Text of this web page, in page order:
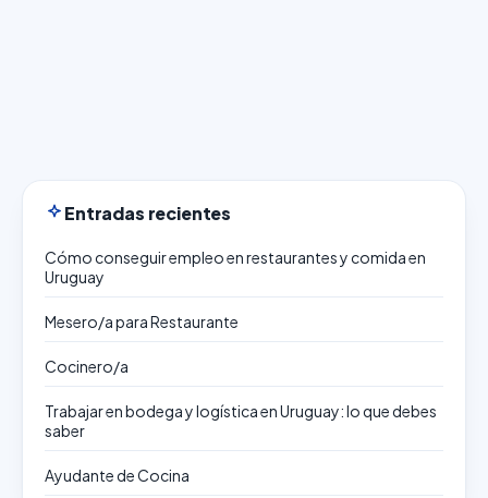
Entradas recientes
Cómo conseguir empleo en restaurantes y comida en
Uruguay
Mesero/a para Restaurante
Cocinero/a
Trabajar en bodega y logística en Uruguay: lo que debes
saber
Ayudante de Cocina